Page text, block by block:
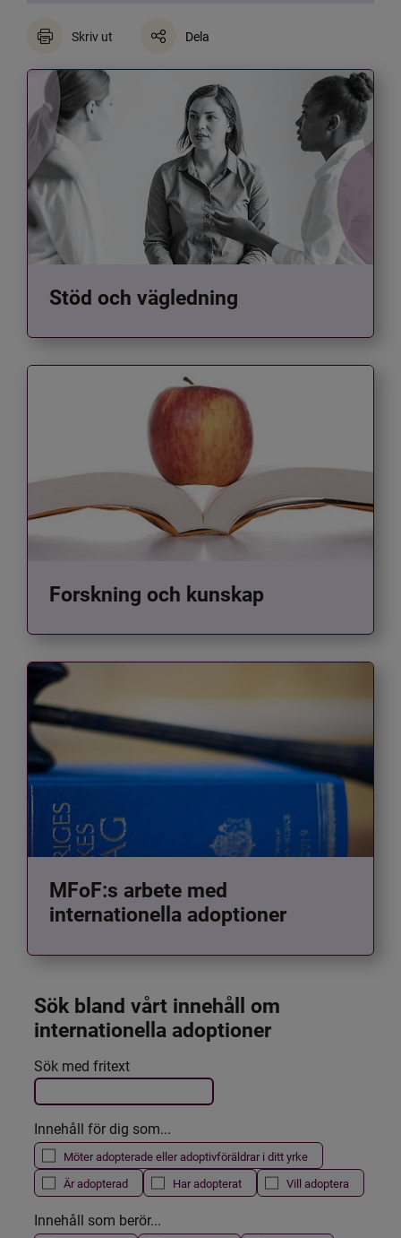
Skriv ut Dela
Stöd och vägledning
Forskning och kunskap
MFoF:s arbete med
internationella adoptioner
Sök bland vårt innehåll om
internationella adoptioner
Filtrera resultatet
Det här formuläret postas automatiskt
Sök med fritext
Innehåll för dig som...
Möter adopterade eller adoptivföräldrar i ditt yrke
Är adopterad
Har adopterat Vill adoptera
Innehåll som berör...